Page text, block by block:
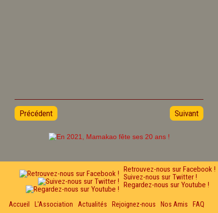
Précédent Suivant
Retrouvez-nous sur Facebook !
Suivez-nous sur Twitter !
Regardez-nous sur Youtube !
Accueil L'Association Actualités Rejoignez-nous Nos Amis
FAQ